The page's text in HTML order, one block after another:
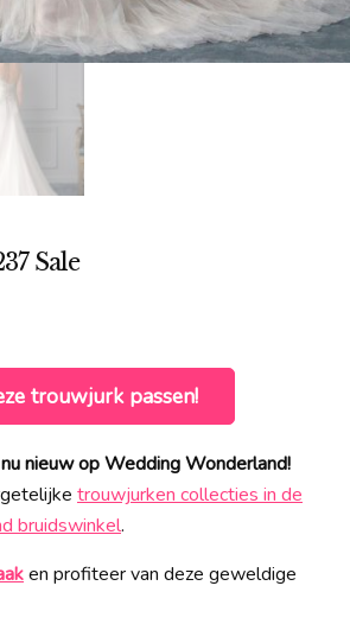
Sale
trouwjurk passen!
nieuw op Wedding Wonderland!
trouwjurken collecties in de
bruidswinkel.
en profiteer van deze geweldige